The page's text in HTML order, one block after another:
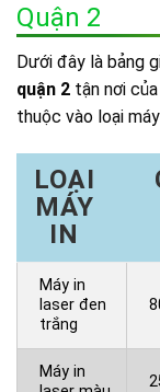
Quận 2
Dưới đây là bảng
quận 2 tận nơi
thuộc vào loại
LOẠI
MÁY
IN
Máy in
laser đen
trắng
Máy in